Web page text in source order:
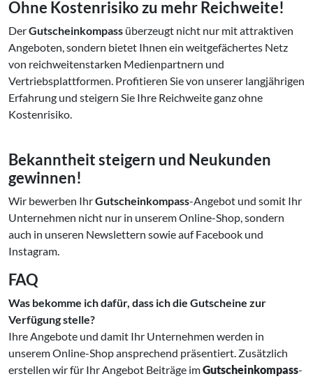
Ohne Kostenrisiko zu mehr Reichweite!
DerGutscheinkompass überzeugt nicht nur mit attraktiven
Angeboten, sondern bietet Ihnen ein weitgefächertes Netz
von reichweitenstarken Medienpartnern und
Vertriebsplattformen. Profitieren Sie von unserer langjährigen
Erfahrung und steigern Sie Ihre Reichweite ganz ohne
Kostenrisiko.
Bekanntheit steigern und Neukunden
gewinnen!
Wir bewerben IhrGutscheinkompass-Angebot und somit Ihr
Unternehmen nicht nur in unserem Online-Shop, sondern
auch in unseren Newslettern sowie auf Facebook und
Instagram.
FAQ
Was bekomme ich dafür, dass ich die Gutscheine zur
Verfügung stelle?
Ihre Angebote und damit Ihr Unternehmen werden in
unserem Online-Shop ansprechend präsentiert. Zusätzlich
erstellen wir für Ihr Angebot Beiträge imGutscheinkompass-